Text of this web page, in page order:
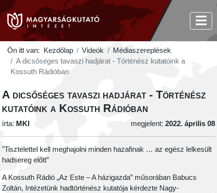
Ön itt van: Kezdőlap Videók
Médiaszereplések
A dicsőséges tavaszi hadjárat - Történész kutatóink a
Kossuth Rádióban
A dicsőséges tavaszi hadjárat - Történész
kutatóink a Kossuth Rádióban
írta: MKI megjelent: 2022. április 08
"Tisztelettel kell meghajolni minden hazafinak … az egész lelkesült
hadsereg előtt”
A Kossuth Rádió „Az Este – A házigazda” műsorában Babucs
Zoltán, Intézetünk hadtörténész kutatója kérdezte Nagy-